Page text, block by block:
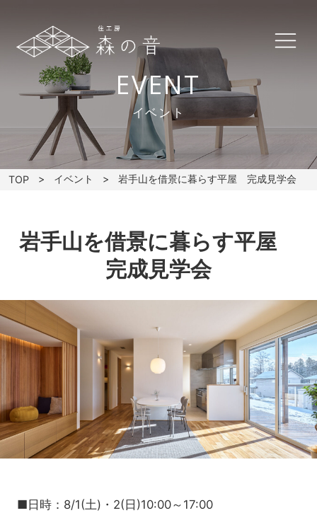
EVENT
イベント
TOP イベント 岩手山を借景に暮らす平屋 完成見学会
岩手山を借景に暮らす平屋
完成見学会
■日時：8/1(土)・2(日)10:00～17:00